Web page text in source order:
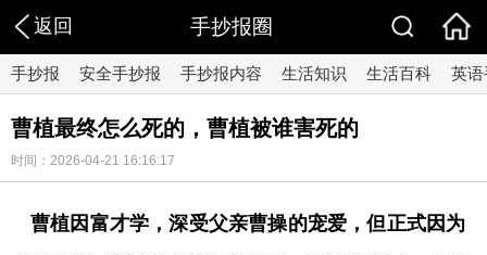
返回 手抄报圈
手抄报 安全手抄报 手抄报内容 生活知识 生活百科 英
曹植最终怎么死的，曹植被谁害死的
时间：2026-04-21 16:16:17
曹植因富才学，深受父亲曹操的宠爱，但正式因为